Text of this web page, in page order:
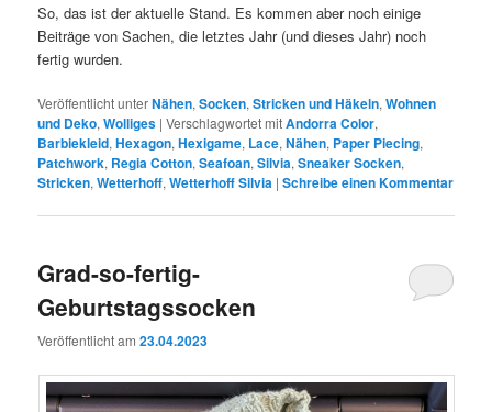
So, das ist der aktuelle Stand. Es kommen aber noch einige
Beiträge von Sachen, die letztes Jahr (und dieses Jahr) noch
fertig wurden.
Veröffentlicht unterNähen,Socken,Stricken und Häkeln,Wohnen
und Deko,Wolliges |Verschlagwortet mitAndorra Color,
Barbiekleid,Hexagon,Hexigame, Lace,Nähen, Paper Piecing,
Patchwork, Regia Cotton,Seafoan,Silvia,Sneaker Socken,
Stricken,Wetterhoff,Wetterhoff Silvia |Schreibe einen Kommentar
Grad-so-fertig-
Geburtstagssocken
Veröffentlicht am23.04.2023